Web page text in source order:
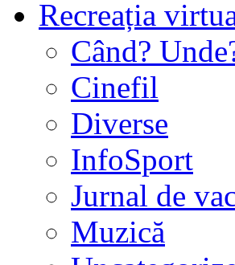
Recreația
Când?
Cinefil
Diverse
InfoSport
Jurnal de
Muzică